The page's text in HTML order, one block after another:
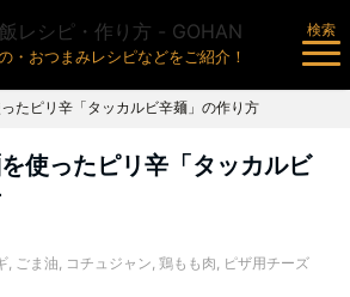
・おつまみレシピなどをご紹介！
検索
たピリ辛「タッカルビ辛麺」の作り方
使ったピリ辛「タッカルビ
, ごま油, コチュジャン, 鶏もも肉, ピザ用チーズ